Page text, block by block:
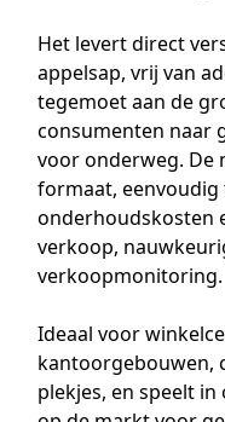
Het levert direct
appelsap, vrij van
tegemoet aan de
consumenten naar
voor onderweg. De
formaat,
onderhoudskosten
verkoop,
verkoopmonitoring.
Ideaal voor
kantoorgebouwen,
plekjes, en speelt